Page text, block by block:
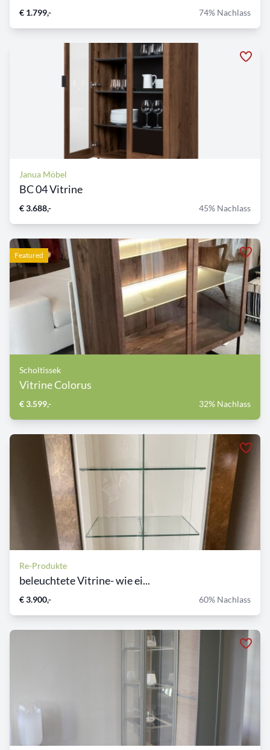
€ 1.799,- 74% Nachlass
Janua Möbel
BC 04 Vitrine
€ 3.688,- 45% Nachlass
Featured
Scholtissek
Vitrine Colorus
€ 3.599,- 32% Nachlass
Re-Produkte
beleuchtete Vitrine- wie ei...
€ 3.900,- 60% Nachlass